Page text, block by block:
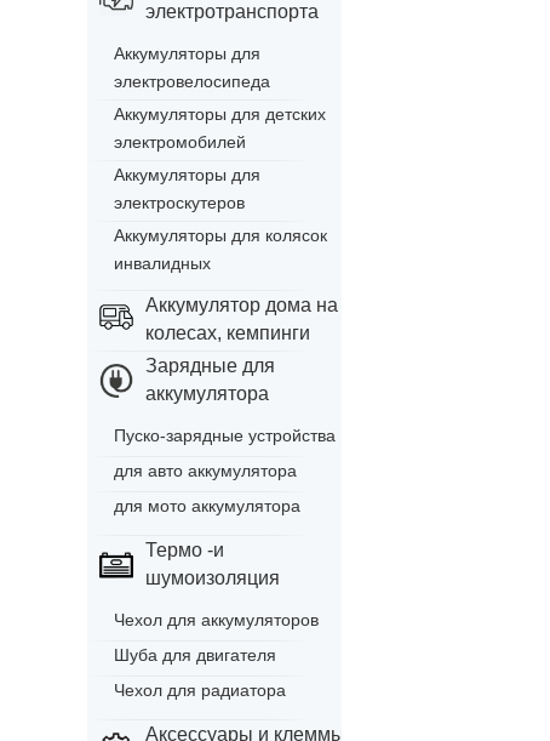
электротранспорта
Аккумуляторы для
электровелосипеда
Аккумуляторы для детских
электромобилей
Аккумуляторы для
электроскутеров
Аккумуляторы для колясок
инвалидных
Аккумулятор дома на
колесах, кемпинги
Зарядные для
аккумулятора
Пуско-зарядные устройства
для авто аккумулятора
для мото аккумулятора
Термо -и
шумоизоляция
Чехол для аккумуляторов
Шуба для двигателя
Чехол для радиатора
Аксессуары и клеммы